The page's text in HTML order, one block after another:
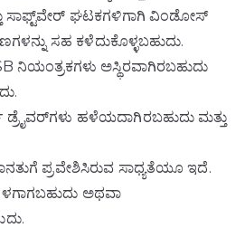
ಸಾಫ್ಟ್‌ವೇರ್ ಘಟಕಗಳಿಗಾಗಿ ವಿಂಡೋಸ್
ಸಹ ಕಳೆದುಕೊಳ್ಳಬಹುದು.
ನಿಯಂತ್ರಕಗಳು ಅಸ್ಥಿರವಾಗಿರಬಹುದು
ಹಳೆಯದಾಗಿರಬಹುದು ಮತ್ತು
ಪ್ರವೇಶಿಸಿರುವ ಸಾಧ್ಯತೆಯೂ ಇದೆ.
ಅಥವಾ